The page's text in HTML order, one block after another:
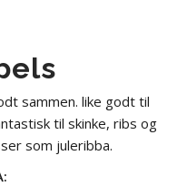
sammen. like godt til
til skinke, ribs og
som juleribba.